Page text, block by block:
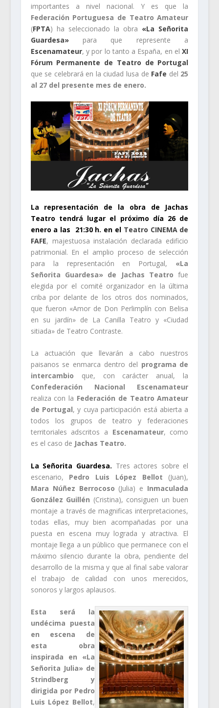
importantes a nivel nacional. Y es que la
Federación Portuguesa de Teatro Amateur
(FPTA) ha seleccionado la obra «La Señorita
Guardesa»para que represente a
Escenamateur, y por lo tanto a España, en elXI
Fórum Permanente de Teatro de Portugal
que se celebrará en la ciudad lusa de Fafe del 25
al 27 del presente mes de enero.
La representación de la obra de Jachas
Teatro tendrá lugar el próximo día 26 de
enero a las 21:30 h. en el Teatro CINEMA de
FAFE, majestuosa instalación declarada edificio
patrimonial. En el amplio proceso de selección
para la representación en Portugal, «La
Señorita Guardesa» de Jachas Teatro fue
elegida por el comité organizador en la última
criba por delante de los otros dos nominados,
que fueron «Amor de Don Perlimplín con Belisa
en su jardín» de La Canilla Teatro y «Ciudad
sitiada» de Teatro Contraste.
La actuación que llevarán a cabo nuestros
paisanos se enmarca dentro del programa de
intercambio que, con carácter anual, la
Confederación Nacional Escenamateur
realiza con la Federación de Teatro Amateur
de Portugal, y cuya participación está abierta a
todos los grupos de teatro y federaciones
territoriales adscritos a Escenamateur, como
es el caso de Jachas Teatro.
La Señorita Guardesa. Tres actores sobre el
escenario, Pedro Luis López Bellot (Juan),
Mara Núñez Berrocoso (Julia) e Inmaculada
González Guillén (Cristina), consiguen un buen
montaje a través de magnificas interpretaciones,
todas ellas, muy bien acompañadas por una
puesta en escena muy lograda y atractiva. El
montaje llega a un público que permanece con el
máximo silencio durante la obra, pendiente del
desarrollo de la misma y que al final sabe valorar
el trabajo de calidad con unos merecidos,
sonoros y largos aplausos.
Esta será la
undécima puesta
en escena de
esta obra
inspirada en «La
Señorita Julia» de
Strindberg y
dirigida por Pedro
Luis López Bellot,